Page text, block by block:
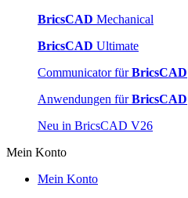
BricsCAD Mechanical
BricsCAD Ultimate
Communicator fürBricsCAD
Anwendungen fürBricsCAD
Neu in BricsCAD V26
Mein Konto
Mein Konto